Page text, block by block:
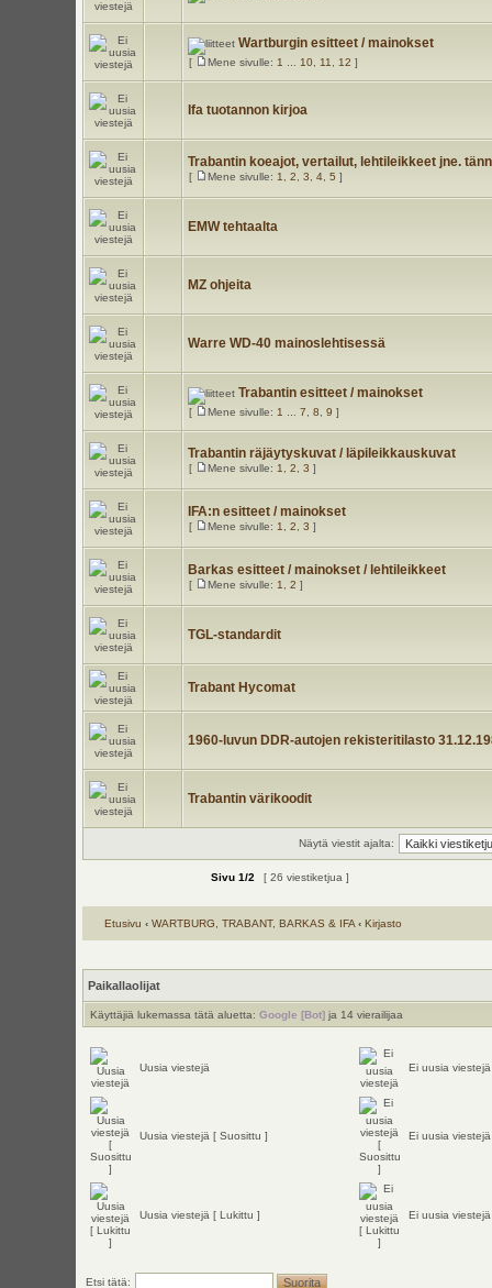
Wartburgin esitteet / mainokset
[ Mene sivulle: 1 10, 11 12 ]
Ifa tuotannon kirjoa
Trabantin koeajot, vertailut, lehtileikkeet jne.
[ Mene sivulle: 1 2 3 4, 5 ]
EMW tehtaalta
MZ ohjeita
Warre WD-40 mainoslehtisessä
Trabantin esitteet / mainokset
[ Mene sivulle: 1 7 8 9 ]
Trabantin räjäytyskuvat / läpileikkauskuvat
[ Mene sivulle: 1 2 3 ]
IFA:n esitteet / mainokset
[ Mene sivulle: 1 2 3 ]
Barkas esitteet / mainokset / lehtileikkeet
[ Mene sivulle: 1 2 ]
TGL-standardit
Trabant Hycomat
1960-luvun DDR-autojen rekisteritilasto
Trabantin värikoodit
Näytä viestit ajalta:
Sivu 1/2 [ 26 viestiketjua ]
Etusivu ‹ WARTBURG, TRABANT, BARKAS & IFA ‹ Kirjasto
Paikallaolijat
Käyttäjiä lukemassa tätä aluetta: Google [Bot]ja 14 vierailijaa
Uusia viestejä Ei uusia viestejä
Uusia viestejä [ Suosittu ] Ei uusia
Uusia viestejä [ Lukittu ] Ei uusia
Etsi tätä: